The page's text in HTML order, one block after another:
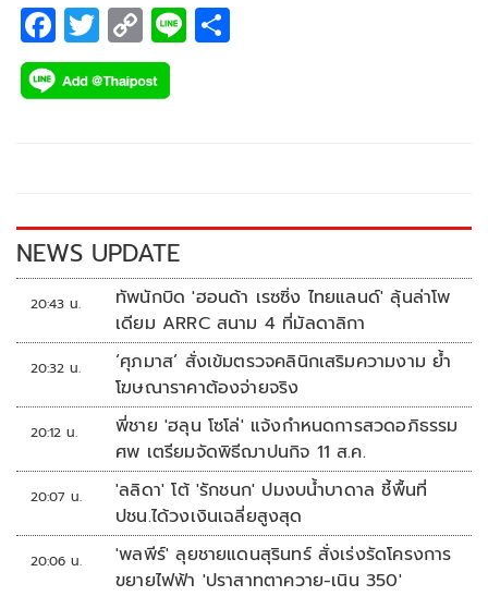
F
ac
e
k
T
wi
tt
C
o
p
k
Li
NEWS UPDATE
20:43 น.
ทัพนักบิด 'ฮอนด้า เรซซิ่ง ไทยแลนด์' ลุ้นล่าโพ
เดียม ARRC สนาม 4 ที่มัลดาลิกา
20:32 น.
‘ศุภมาส’ สั่งเข้มตรวจคลินิกเสริมความงาม ย้ำ
โฆษณาราคาต้องจ่ายจริง
20:12 น.
พี่ชาย 'ฮลุน โซโล่' แจ้งกำหนดการสวดอภิธรรม
ศพ เตรียมจัดพิธีฌาปนกิจ 11 ส.ค.
20:07 น.
'ลลิดา' โต้ 'รักชนก' ปมงบน้ำบาดาล ชี้พื้นที่
ปชน.ได้วงเงินเฉลี่ยสูงสุด
20:06 น.
'พลพีร์' ลุยชายแดนสุรินทร์ สั่งเร่งรัดโครงการ
ขยายไฟฟ้า 'ปราสาทตาควาย-เนิน 350'